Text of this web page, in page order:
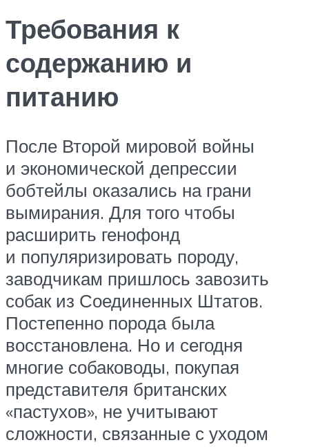
Требования к
содержанию и
питанию
После Второй мировой войны
и экономической депрессии
бобтейлы оказались на грани
вымирания. Для того чтобы
расширить генофонд
и популяризировать породу,
заводчикам пришлось завозить
собак из Соединенных Штатов.
Постепенно порода была
восстановлена. Но и сегодня
многие собаководы, покупая
представителя британских
«пастухов», не учитывают
сложности, связанные с уходом